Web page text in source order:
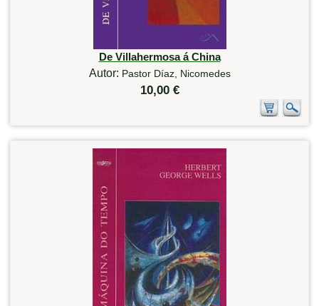
De Villahermosa á China
Autor: Pastor Díaz, Nicomedes
10,00 €